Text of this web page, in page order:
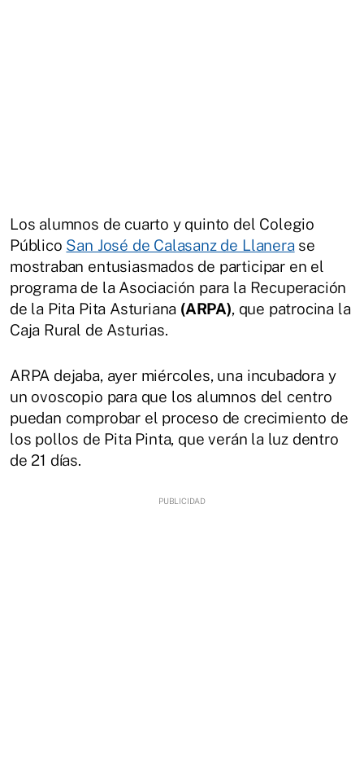
Los alumnos de cuarto y quinto del Colegio
Público San José de Calasanz de Llanera se
mostraban entusiasmados de participar en el
programa de la Asociación para la Recuperación
de la Pita Pita Asturiana (ARPA), que patrocina la
Caja Rural de Asturias.
ARPA dejaba, ayer miércoles, una incubadora y
un ovoscopio para que los alumnos del centro
puedan comprobar el proceso de crecimiento de
los pollos de Pita Pinta, que verán la luz dentro
de 21 días.